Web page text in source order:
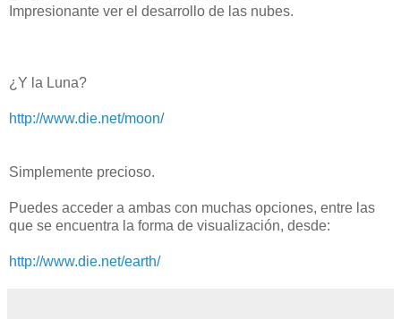
Impresionante ver el desarrollo de las nubes.
¿Y la Luna?
http://www.die.net/moon/
Simplemente precioso.
Puedes acceder a ambas con muchas opciones, entre las
que se encuentra la forma de visualización, desde:
http://www.die.net/earth/